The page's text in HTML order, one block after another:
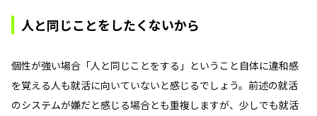
人と同じことをしたくないから
個性が強い場合「人と同じことをする」ということ自体に違和感
を覚える人も就活に向いていないと感じるでしょう。前述の就活
のシステムが嫌だと感じる場合とも重複しますが、少しでも就活